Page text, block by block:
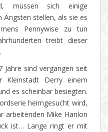
müssen sich einige
Ängsten stellen, als sie es
Pennywise zu tun
treibt dieser
Jahre sind vergangen seit
Kleinstadt Derry einem
es scheinbar besiegten.
heimgesucht wird,
arbeitenden Mike Hanlon
ist… Lange ringt er mit